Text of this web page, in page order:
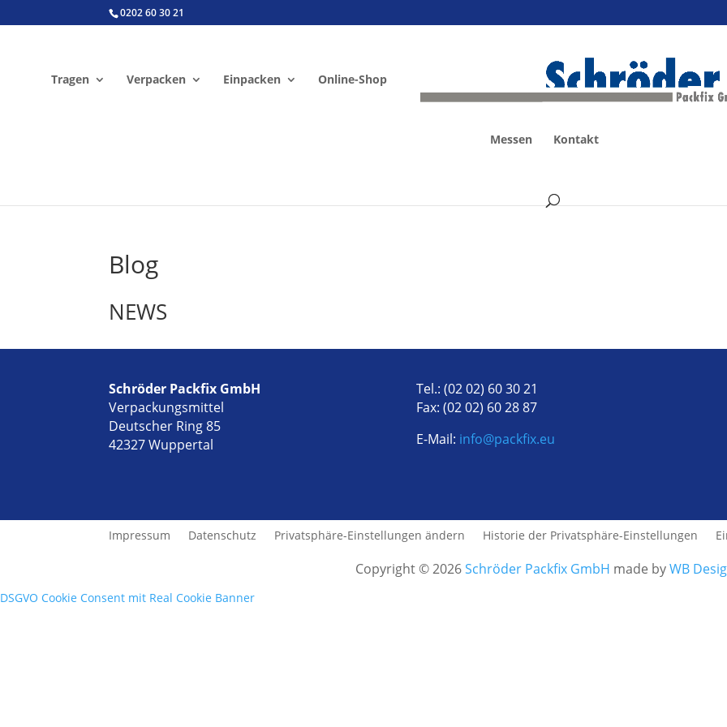
0202 60 30 21
Tragen Verpacken Einpacken Online-Shop
Messen Kontakt
Blog
NEWS
Schröder Packfix GmbH
Verpackungsmittel
Deutscher Ring 85
42327 Wuppertal
Tel.: (02 02) 60 30 21
Fax: (02 02) 60 28 87
E-Mail: info@packfix.eu
Impressum Datenschutz Privatsphäre-Einstellungen ändern Historie der Privatsphäre-Einstellungen
Copyright © 2026Schröder Packfix GmbH made byWB
DSGVO Cookie Consent mit Real Cookie Banner